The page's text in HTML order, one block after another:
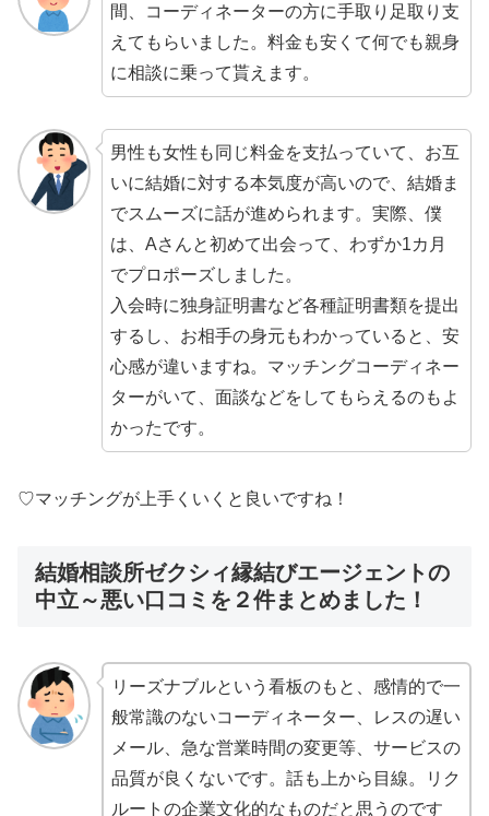
間、コーディネーターの方に手取り足取り支
えてもらいました。料金も安くて何でも親身
に相談に乗って貰えます。
男性も女性も同じ料金を支払っていて、 お互
いに結婚に対する本気度が高いので、結婚ま
でスムーズに話が進められます。実際、僕
は、Aさんと初めて出会って、わずか1カ月
でプロポーズしました。
入会時に独身証明書など各種証明書類を提出
するし、お相手の身元もわかっていると、安
心感が違いますね。 マッチングコーディネー
ターがいて、面談などをしてもらえるのもよ
かったです。
♡マッチングが上手くいくと良いですね！
結婚相談所ゼクシィ縁結びエージェントの
中立～悪い口コミを２件まとめました！
リーズナブルという看板のもと、感情的で一
般常識のないコーディネーター、レスの遅い
メール、急な営業時間の変更等、サービスの
品質が良くないです。話も上から目線。リク
ルートの企業文化的なものだと思うのです